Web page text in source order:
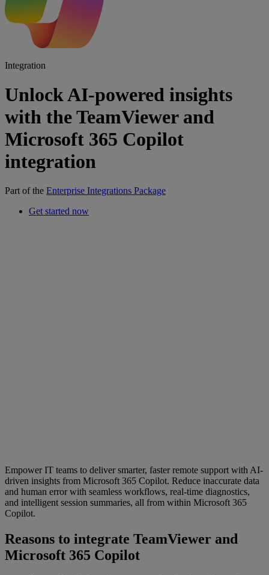
Integration
Unlock AI-powered insights
with the TeamViewer and
Microsoft 365 Copilot
integration
Part of the Enterprise Integrations Package
Get started now
Empower IT teams to deliver smarter, faster remote support with AI-
driven insights from Microsoft 365 Copilot. Reduce inaccurate data
and human error with seamless workflows, real-time diagnostics,
and intelligent session summaries, all from within Microsoft 365
Copilot.
Reasons to integrate TeamViewer and
Microsoft 365 Copilot